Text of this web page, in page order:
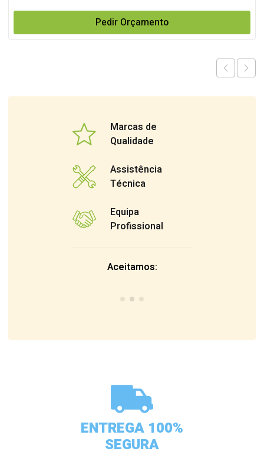
Pedir Orçamento
Marcas de
Qualidade
Assistência
Técnica
Equipa
Profissional
Aceitamos:
ENTREGA 100%
SEGURA